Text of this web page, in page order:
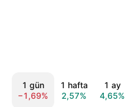
1 gün
−1,69%
1 hafta
2,57%
1 ay
4,65%